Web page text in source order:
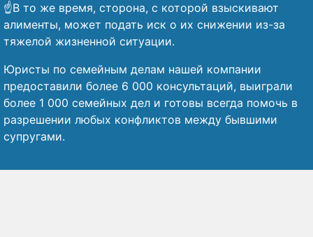
☝️В то же время, сторона, с которой взыскивают
алименты, может подать иск о их снижении из-за
тяжелой жизненной ситуации.
Юристы по семейным делам нашей компании
предоставили более 6 000 консультаций, выиграли
более 1 000 семейных дел и готовы всегда помочь в
разрешении любых конфликтов между бывшими
супругами.